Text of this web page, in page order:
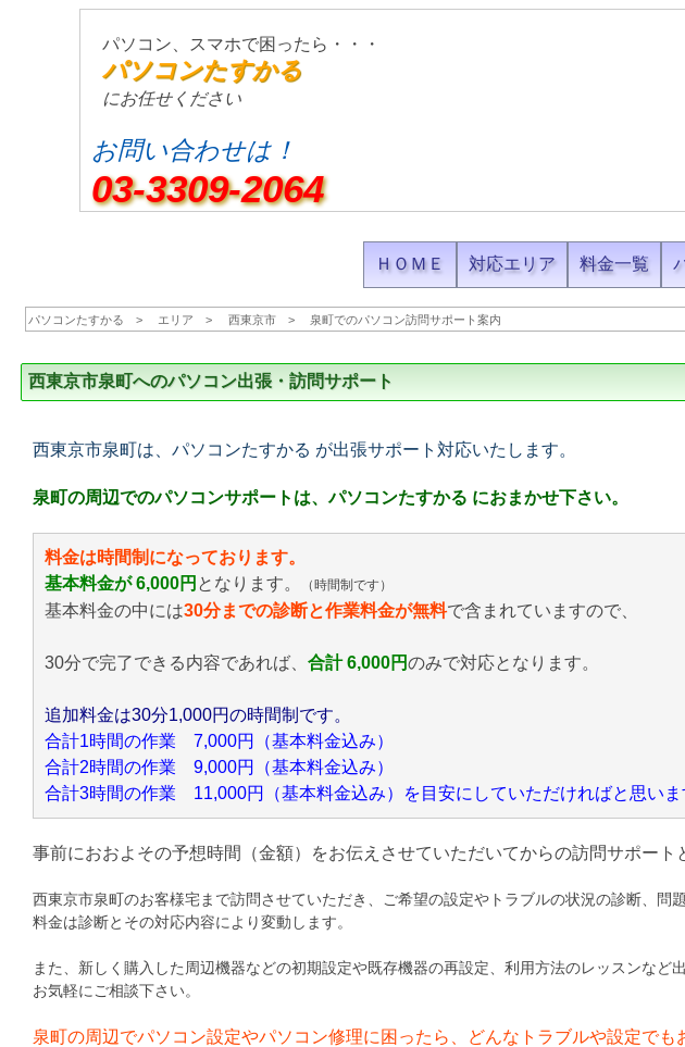
パソコン、スマホで困ったら・・・
パソコンたすかる
にお任せください
お問い合わせは！
03-3309-2064
ＨＯＭＥ 対応エリア 料金一覧
パソコンたすかる エリア 西東京市 泉町でのパソコン訪問サポート案内
西東京市泉町へのパソコン出張・訪問サポート
西東京市泉町は、パソコンたすかる が出張サポート対応いたします。
泉町の周辺でのパソコンサポートは、パソコンたすかる におまかせ下さい。
料金は時間制になっております。
基本料金が 6,000円 となります。 （時間制です）
基本料金の中には30分までの診断と作業料金が無料で含まれていますので、
30分で完了できる内容であれば、 合計 6,000円のみで対応となります。
追加料金は30分1,000円の時間制です。
合計1時間の作業 7,000円（基本料金込み）
合計2時間の作業 9,000円（基本料金込み）
合計3時間の作業 11,000円（基本料金込み）を目安にしていただければと思いま
事前におおよその予想時間（金額）をお伝えさせていただいてからの訪問サポート
西東京市泉町のお客様宅まで訪問させていただき、ご希望の設定やトラブルの状況の診断、問
料金は診断とその対応内容により変動します。
また、新しく購入した周辺機器などの初期設定や既存機器の再設定、利用方法のレッスンなど
お気軽にご相談下さい。
泉町の周辺でパソコン設定やパソコン修理に困ったら、どんなトラブルや設定でも